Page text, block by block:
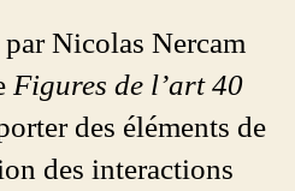
Nicolas Nercam
Figures de l’art 40
des éléments de
des interactions